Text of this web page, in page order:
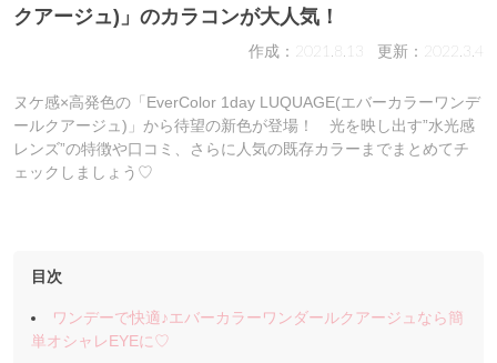
クアージュ)」のカラコンが大人気！
作成：2021.8.13 更新：2022.3.4
ヌケ感×高発色の「EverColor 1day LUQUAGE(エバーカラーワンデ
ールクアージュ)」から待望の新色が登場！ 光を映し出す”水光感
レンズ”の特徴や口コミ、さらに人気の既存カラーまでまとめてチ
ェックしましょう♡
目次
ワンデーで快適♪エバーカラーワンダールクアージュなら簡
単オシャレEYEに♡